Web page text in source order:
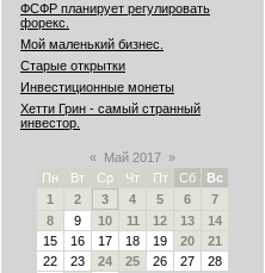
ФСФР планирует регулировать
форекс.
Мой маленький бизнес.
Старые открытки
Инвестиционные монеты
Хетти Грин - самый странный
инвестор.
« Май 2017 »
Пн
Вт Ср Чт Пт Сб
Вс
1
2 3 4 5 6
7
8
9 10 11 12 13
14
15
16 17 18 19 20
21
22
23 24 25 26 27
28